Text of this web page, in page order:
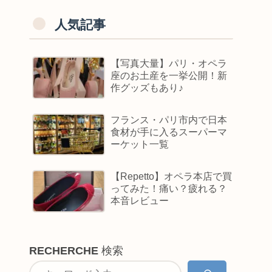
人気記事
【写真大量】パリ・オペラ
座のお土産を一挙公開！新
作グッズもあり♪
フランス・パリ市内で日本
食材が手に入るスーパーマ
ーケット一覧
【Repetto】オペラ本店で買
ってみた！痛い？疲れる？
本音レビュー
RECHERCHE 検索